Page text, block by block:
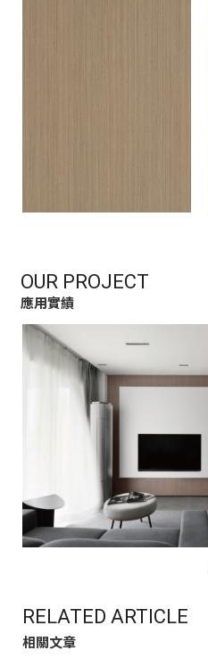
OUR PROJECT
應用實績
RELATED ARTICLE
相關文章